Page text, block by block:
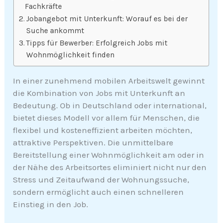
Fachkräfte
Jobangebot mit Unterkunft: Worauf es bei der
Suche ankommt
Tipps für Bewerber: Erfolgreich Jobs mit
Wohnmöglichkeit finden
In einer zunehmend mobilen Arbeitswelt gewinnt
die Kombination von Jobs mit Unterkunft an
Bedeutung. Ob in Deutschland oder international,
bietet dieses Modell vor allem für Menschen, die
flexibel und kosteneffizient arbeiten möchten,
attraktive Perspektiven. Die unmittelbare
Bereitstellung einer Wohnmöglichkeit am oder in
der Nähe des Arbeitsortes eliminiert nicht nur den
Stress und Zeitaufwand der Wohnungssuche,
sondern ermöglicht auch einen schnelleren
Einstieg in den Job.